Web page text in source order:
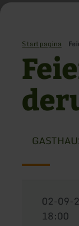
Startpagina
02-09-
18:00